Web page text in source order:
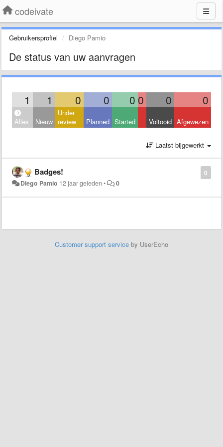
codeivate
Gebruikersprofiel Diego Pamio
De status van uw aanvragen
1 1 0 0 0 0 0 0
Alles Nieuw
Under
review
Planned Started Voltooid Afgewezen
Laatst bijgewerkt
0
Badges!
Diego Pamio 12 jaar geleden • 0
Customer support service by UserEcho